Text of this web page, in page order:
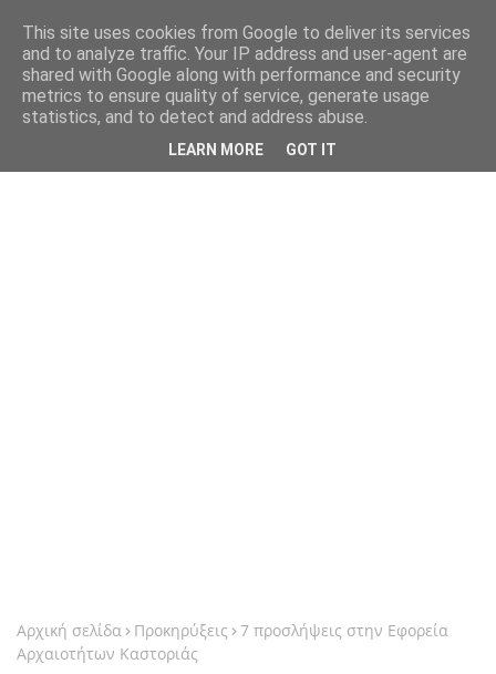
Αρχική σελίδα Προκηρύξεις
7 προσλήψεις στην Εφορεία
Αρχαιοτήτων Καστοριάς
This site uses cookies from Google to deliver its services
and to analyze traffic. Your IP address and user-agent are
shared with Google along with performance and security
metrics to ensure quality of service, generate usage
statistics, and to detect and address abuse.
LEARN MORE GOT IT